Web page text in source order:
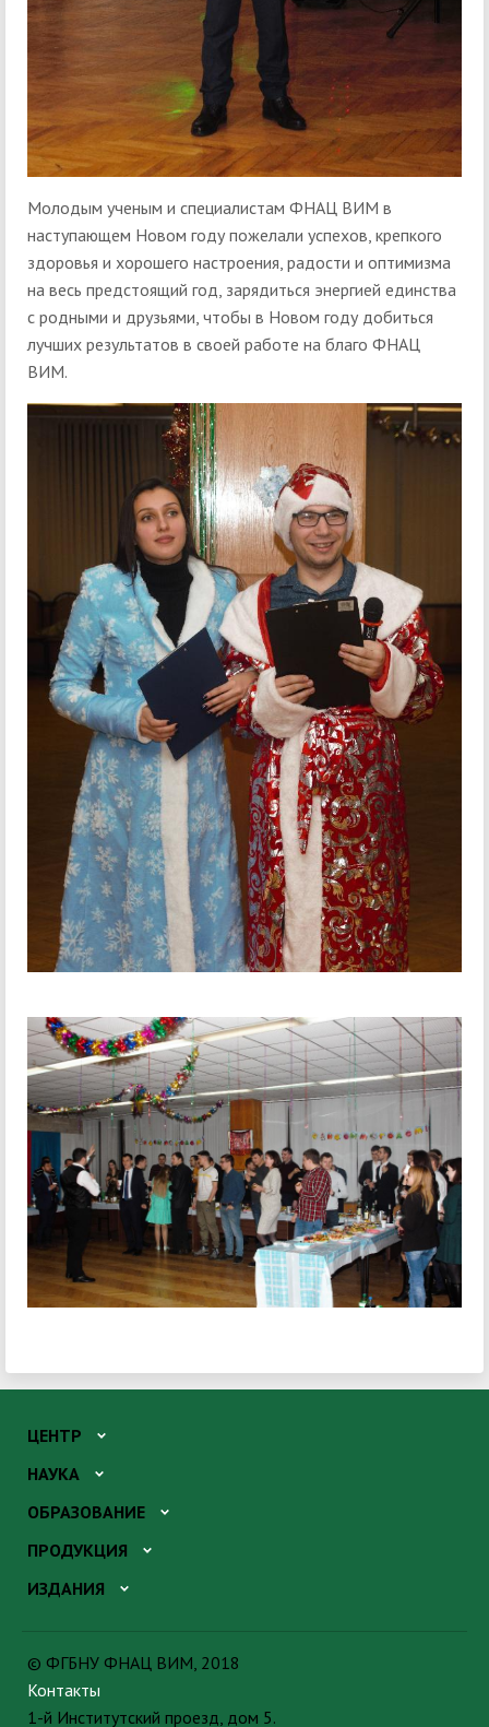
Молодым ученым и специалистам ФНАЦ ВИМ в
наступающем Новом году пожелали успехов, крепкого
здоровья и хорошего настроения, радости и оптимизма
на весь предстоящий год, зарядиться энергией единства
с родными и друзьями, чтобы в Новом году добиться
лучших результатов в своей работе на благо ФНАЦ
ВИМ.
ЦЕНТР
НАУКА
ОБРАЗОВАНИЕ
ПРОДУКЦИЯ
ИЗДАНИЯ
© ФГБНУ ФНАЦ ВИМ, 2018
Контакты
1-й Институтский проезд, дом 5.